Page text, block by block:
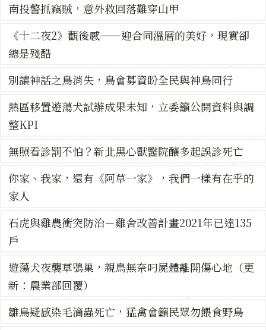
南投警抓竊賊，意外救回落難穿山甲
《十二夜2》觀後感——迎合同溫層的美好，現實卻
總是殘酷
別讓神話之鳥消失，鳥會募資盼全民與神鳥同行
熱區移置遊蕩犬試辦成果未知，立委籲公開資料與調
整KPI
無照看診罰不怕？新北黑心獸醫院釀多起誤診死亡
你家、我家，還有《阿草一家》，我們一樣有在乎的
家人
石虎與雞農衝突防治－雞舍改善計畫2021年已達135
戶
遊蕩犬夜襲草鴞巢，親鳥無奈叼屍體離開傷心地（更
新：農業部回覆）
雛鳥疑感染毛滴蟲死亡，猛禽會籲民眾勿餵食野鳥